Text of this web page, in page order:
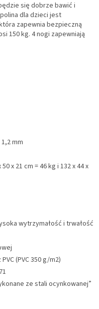
się dobrze bawić i
dla dzieci jest
zapewnia bezpieczną
150 kg. 4 nogi zapewniają
mm
x 21 cm = 46 kg i 132 x 44 x
wytrzymałość i trwałość
(PVC 350 g/m2)
ze stali ocynkowanej”